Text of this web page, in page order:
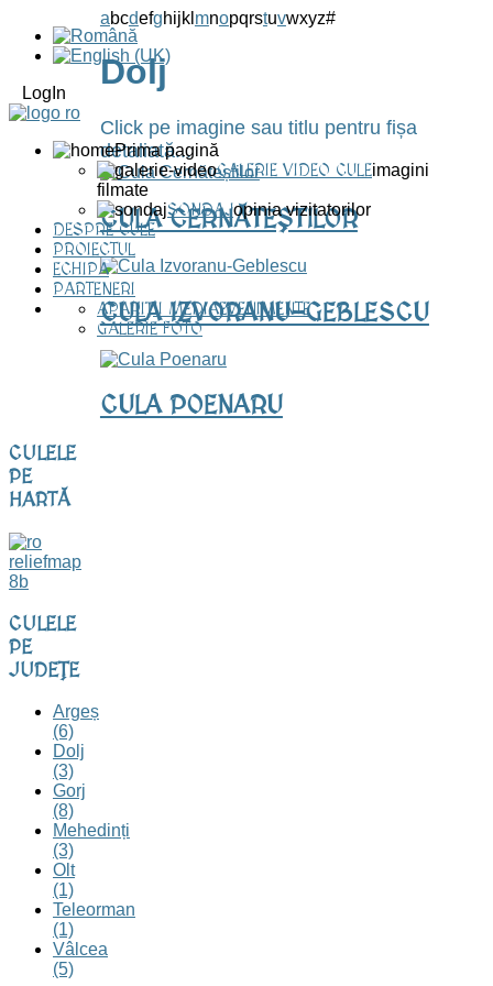
LogIn
Prima pagină
GALERIE VIDEO CULEimagini
filmate
SONDAJopinia vizitatorilor
DESPRE CULE
PROIECTUL
ECHIPA
PARTENERI
EVENIMENTE
APARIȚII MEDIA
GALERIE FOTO
abcdefghijkl mnopqrstuvwxyz#
Dolj
Click pe imagine sau titlu pentru fișa
detaliată...
CULA CERNĂTEȘTILOR
CULA IZVORANU-GEBLESCU
CULA POENARU
CULELE
PE
HARTĂ
CULELE
PE
JUDEȚE
Argeș
(6)
Dolj
(3)
Gorj
(8)
Mehedinți
(3)
Olt
(1)
Teleorman
(1)
Vâlcea
(5)